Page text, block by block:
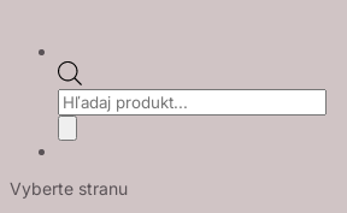
Products
search
Vyberte stranu